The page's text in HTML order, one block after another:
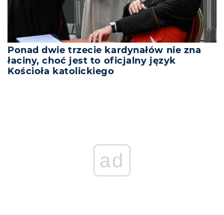
Ponad dwie trzecie kardynałów nie zna
łaciny, choć jest to oficjalny język
Kościoła katolickiego
ad